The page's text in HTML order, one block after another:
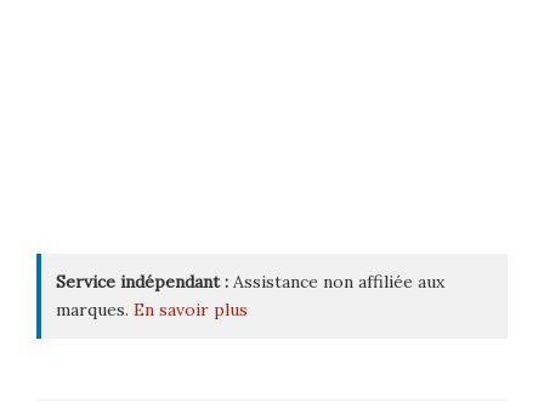
Service indépendant : Assistance non affiliée aux
marques. En savoir plus